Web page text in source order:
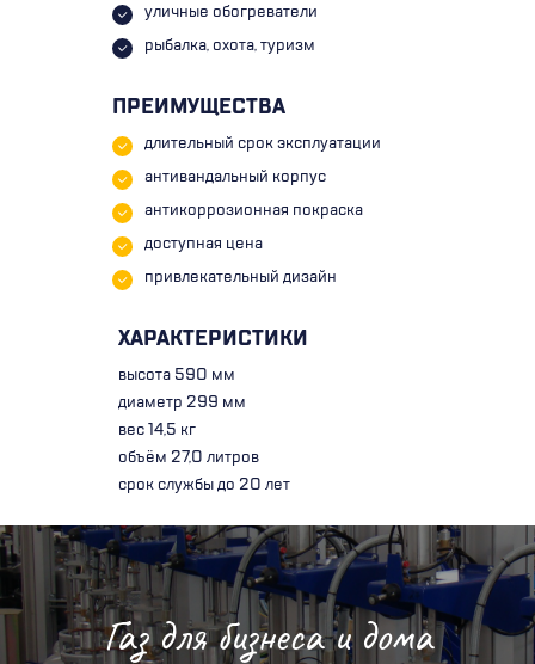
уличные обогреватели
рыбалка, охота, туризм
ПРЕИМУЩЕСТВА
длительный срок эксплуатации
антивандальный корпус
антикоррозионная покраска
доступная цена
привлекательный дизайн
ХАРАКТЕРИСТИКИ
высота 590 мм
диаметр 299 мм
вес 14,5 кг
объём 27,0 литров
срок службы до 20 лет
Газ для бизнеса и дома